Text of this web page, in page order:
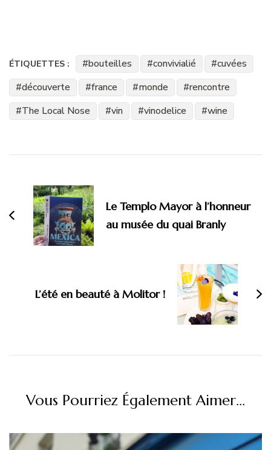
ÉTIQUETTES : bouteilles convivialié
cuvées
découverte
france monde
rencontre
The Local Nose
vin vinodelice wine
d'article
Le Templo Mayor à l’honneur
au musée du quai Branly
L’été en beauté à Molitor !
Vous Pourriez Également Aimer...